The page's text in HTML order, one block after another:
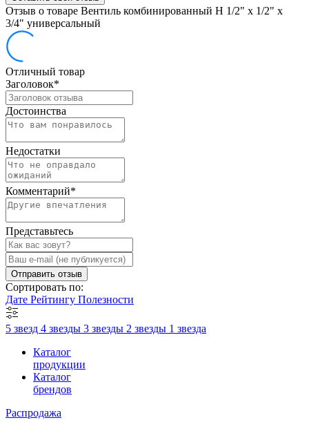
Отзыв о товаре Вентиль комбинированный Н 1/2" х 1/2" х
3/4" универсальный
Отличный товар
Заголовок*
Достоинства
Недостатки
Комментарий*
Представьтесь
Отправить отзыв
Сортировать по:
Дате Рейтингу Полезности
5 звезд 4 звезды 3 звезды 2 звезды 1 звезда
Каталог
продукции
Каталог
брендов
Распродажа